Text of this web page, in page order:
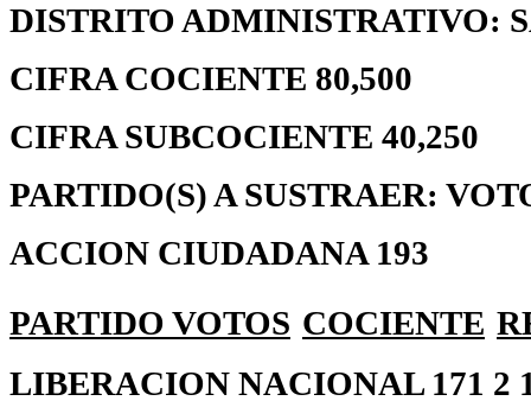
DISTRITO ADMINISTRATIVO:
CIFRA COCIENTE 80,500
CIFRA SUBCOCIENTE 40,250
PARTIDO(S) A SUSTRAER:
ACCION CIUDADANA 193
PARTIDO VOTOS COCIENTE
LIBERACION NACIONAL 171 2